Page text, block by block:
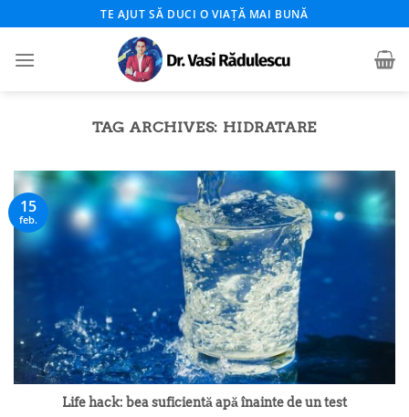
to
content
TE AJUT SĂ DUCI O VIAȚĂ MAI BUNĂ
TAG ARCHIVES: HIDRATARE
Life hack: bea suficientă apă înainte de un test
15
feb.